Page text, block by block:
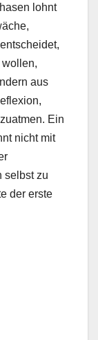
lohnt
aus
Ein
nicht mit
selbst zu
der erste